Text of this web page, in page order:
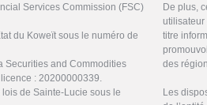
Services Commission (FSC)
du Koweït sous le numéro de
Securities and Commodities
: 20200000339.
de Sainte-Lucie sous le
De plus,
utilisateur
titre
des
Les